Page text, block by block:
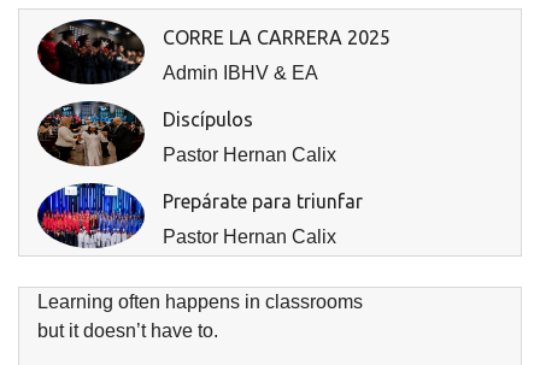
CORRE LA CARRERA 2025
Admin IBHV & EA
Discípulos
Pastor Hernan Calix
Prepárate para triunfar
Pastor Hernan Calix
Learning often happens in classrooms
but it doesn’t have to.